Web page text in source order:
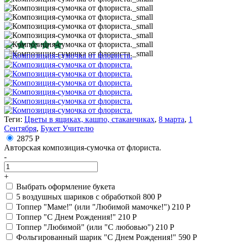
Теги: Цветы в ящиках, кашпо, стаканчиках, 8 марта, 1
Сентября, Букет Учителю
2875 Р
Авторская композиция-сумочка от флориста.
-
+
Выбрать оформление букета
5 воздушных шариков с обработкой 800 Р
Топпер "Маме!" (или "Любимой мамочке!") 210 Р
Топпер "С Днем Рождения!" 210 Р
Топпер "Любимой" (или "С любовью") 210 Р
Фольгированный шарик "С Днем Рождения!" 590 Р